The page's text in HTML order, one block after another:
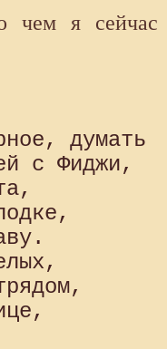
чем я сейчас
думать
с Фиджи,